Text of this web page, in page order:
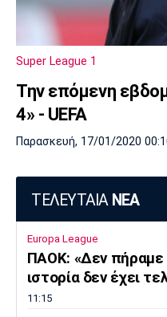
Super League 1
Την επόμενη
4» - UEFA
Παρασκευή, 17/01/2020
ΤΕΛΕΥΤΑΙΑ ΝΕΑ
Europa League
ΠΑΟΚ: «Δεν πήραμε
ιστορία δεν έχει
11:15